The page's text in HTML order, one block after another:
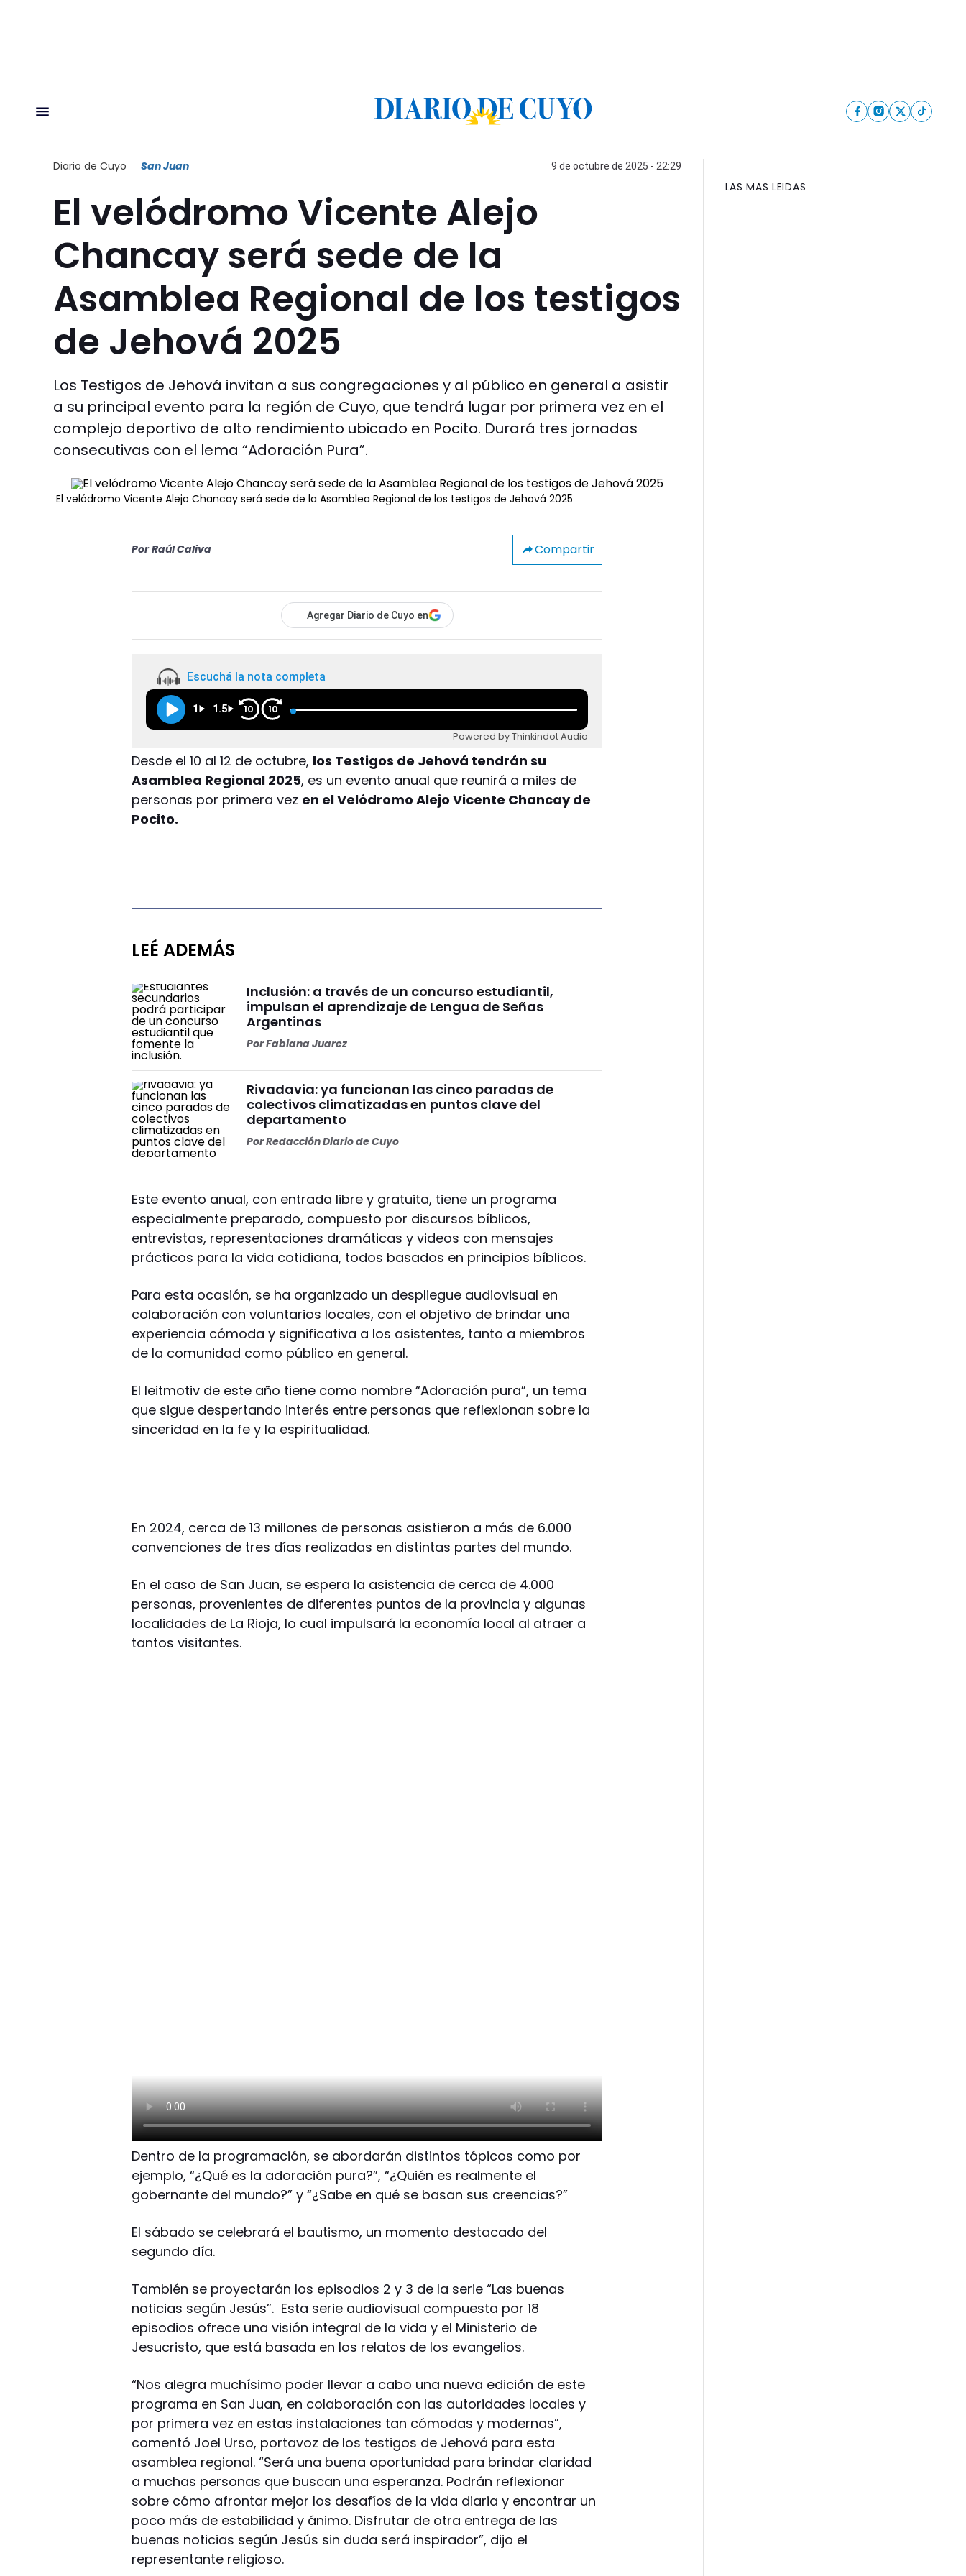
Diario de Cuyo San Juan 9 de octubre de 2025 - 22:29
El velódromo Vicente Alejo
Chancay será sede de la
Asamblea Regional de los testigos
de Jehová 2025
Los Testigos de Jehová invitan a sus congregaciones y al público en general a asistir
a su principal evento para la región de Cuyo, que tendrá lugar por primera vez en el
complejo deportivo de alto rendimiento ubicado en Pocito. Durará tres jornadas
consecutivas con el lema “Adoración Pura”.
El velódromo Vicente Alejo Chancay será sede de la Asamblea Regional de los testigos de Jehová 2025
Por Raúl Caliva Compartir
Agregar Diario de Cuyo en
Escuchá la nota completa
1 1.5 10 10
Powered by Thinkindot Audio
Desde el 10 al 12 de octubre, los Testigos de Jehová tendrán su
Asamblea Regional 2025, es un evento anual que reunirá a miles de
personas por primera vez en el Velódromo Alejo Vicente Chancay de
Pocito.
LEÉ ADEMÁS
Inclusión: a través de un concurso estudiantil,
impulsan el aprendizaje de Lengua de Señas
Argentinas
PorFabiana Juarez
Rivadavia: ya funcionan las cinco paradas de
colectivos climatizadas en puntos clave del
departamento
PorRedacción Diario de Cuyo
Este evento anual, con entrada libre y gratuita, tiene un programa
especialmente preparado, compuesto por discursos bíblicos,
entrevistas, representaciones dramáticas y videos con mensajes
prácticos para la vida cotidiana, todos basados en principios bíblicos.
Para esta ocasión, se ha organizado un despliegue audiovisual en
colaboración con voluntarios locales, con el objetivo de brindar una
experiencia cómoda y significativa a los asistentes, tanto a miembros
de la comunidad como público en general.
El leitmotiv de este año tiene como nombre “Adoración pura”, un tema
que sigue despertando interés entre personas que reflexionan sobre la
sinceridad en la fe y la espiritualidad.
En 2024, cerca de 13 millones de personas asistieron a más de 6.000
convenciones de tres días realizadas en distintas partes del mundo.
En el caso de San Juan, se espera la asistencia de cerca de 4.000
personas, provenientes de diferentes puntos de la provincia y algunas
localidades de La Rioja, lo cual impulsará la economía local al atraer a
tantos visitantes.
Dentro de la programación, se abordarán distintos tópicos como por
ejemplo, “¿Qué es la adoración pura?”, “¿Quién es realmente el
gobernante del mundo?” y “¿Sabe en qué se basan sus creencias?”
El sábado se celebrará el bautismo, un momento destacado del
segundo día.
También se proyectarán los episodios 2 y 3 de la serie “Las buenas
noticias según Jesús”. Esta serie audiovisual compuesta por 18
episodios ofrece una visión integral de la vida y el Ministerio de
Jesucristo, que está basada en los relatos de los evangelios.
“Nos alegra muchísimo poder llevar a cabo una nueva edición de este
programa en San Juan, en colaboración con las autoridades locales y
por primera vez en estas instalaciones tan cómodas y modernas”,
comentó Joel Urso, portavoz de los testigos de Jehová para esta
asamblea regional. “Será una buena oportunidad para brindar claridad
a muchas personas que buscan una esperanza. Podrán reflexionar
sobre cómo afrontar mejor los desafíos de la vida diaria y encontrar un
poco más de estabilidad y ánimo. Disfrutar de otra entrega de las
buenas noticias según Jesús sin duda será inspirador”, dijo el
representante religioso.
LAS MAS LEIDAS